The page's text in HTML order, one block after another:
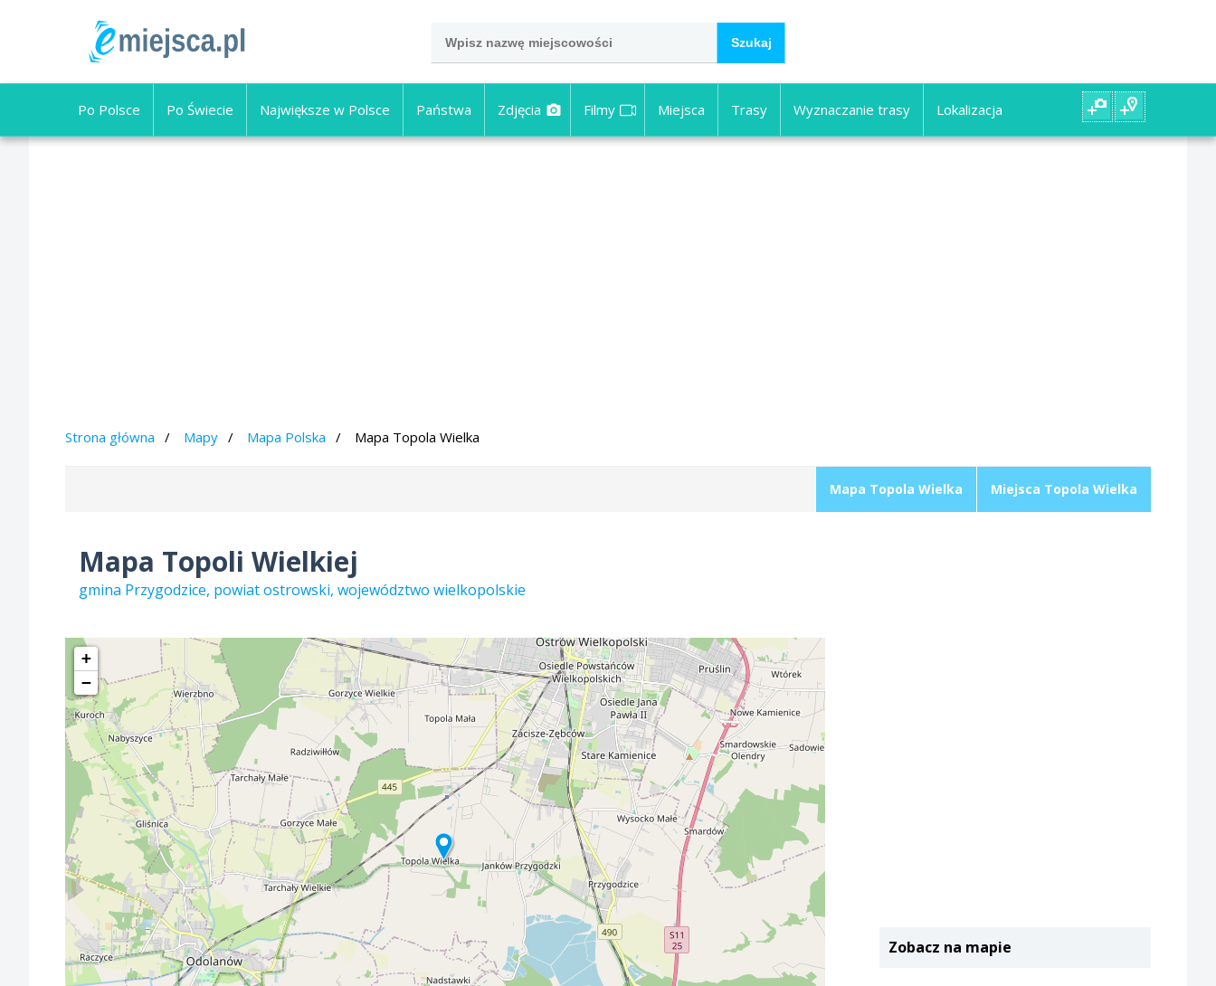
Po Polsce Po Świecie Największe w Polsce Państwa Zdjęcia Filmy Miejsca Trasy Wyznaczanie trasy Lokalizacja
Strona główna Mapy Mapa Polska Mapa Topola Wielka
Mapa Topola Wielka Miejsca Topola Wielka
Mapa Topoli Wielkiej
gmina Przygodzice, powiat ostrowski, województwo wielkopolskie
+
−
Zobacz na mapie